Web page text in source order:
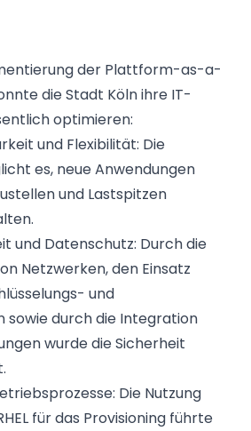
der Plattform-as-a-
die Stadt Köln ihre IT-
optimieren:
und Flexibilität: Die
es, neue Anwendungen
und Lastspitzen
und Datenschutz: Durch die
Netzwerken, den Einsatz
und
sowie durch die Integration
wurde die Sicherheit
Die Nutzung
für das Provisioning führte